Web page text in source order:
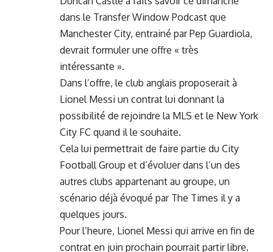
dans le Transfer Window Podcast que
Manchester City, entrainé par Pep Guardiola,
devrait formuler une offre « très
intéressante ».
Dans l’offre, le club anglais proposerait à
Lionel Messi un contrat lui donnant la
possibilité de rejoindre la MLS et le New York
City FC quand il le souhaite.
Cela lui permettrait de faire partie du City
Football Group et d’évoluer dans l’un des
autres clubs appartenant au groupe, un
scénario déjà évoqué par The Times il y a
quelques jours.
Pour l’heure, Lionel Messi qui arrive en fin de
contrat en juin prochain pourrait partir libre.